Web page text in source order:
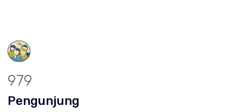
979
Pengunjung